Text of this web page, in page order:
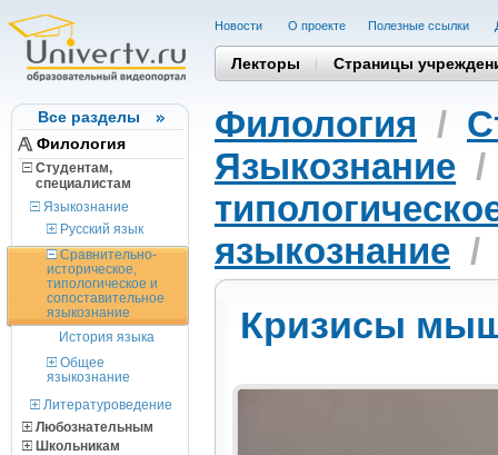
Все разделы
Филология
Студентам,
cпециалистам
Языкознание
Русский язык
Сравнительно-
историческое,
типологическое и
сопоставительное
языкознание
История языка
Общее
языкознание
Литературоведение
Любознательным
Школьникам
Новости О проекте Полезные cсылки
Лекторы Страницы
Филология /
Языкознание
языкознание
Кризисы